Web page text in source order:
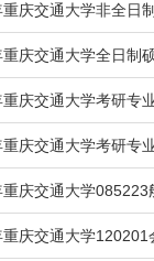
庆交通大学非全日
庆交通大学全日制
庆交通大学考研专
庆交通大学考研专
庆交通大学085223
庆交通大学120201